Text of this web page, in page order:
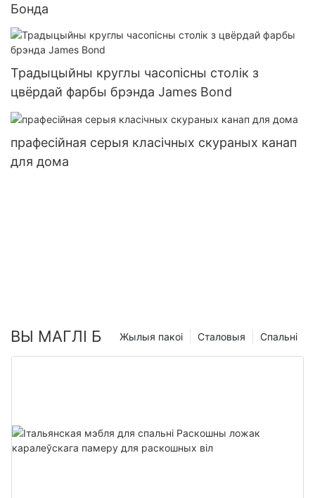
Бонда
Традыцыйны круглы часопісны столік з
цвёрдай фарбы брэнда James Bond
прафесійная серыя класічных скураных канап
для дома
ВЫ МАГЛІ Б Спальні
Сталовыя
Жылыя пакоі